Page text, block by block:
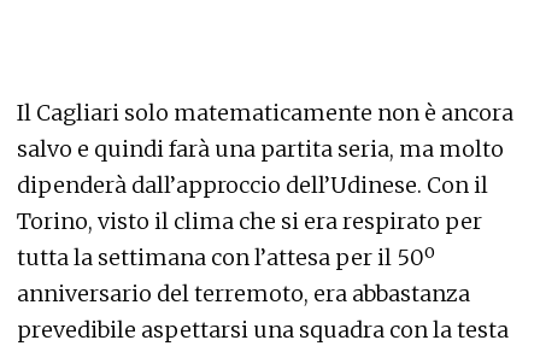
Il Cagliari solo matematicamente non è ancora
salvo e quindi farà una partita seria, ma molto
dipenderà dall’approccio dell’Udinese. Con il
Torino, visto il clima che si era respirato per
tutta la settimana con l’attesa per il 50º
anniversario del terremoto, era abbastanza
prevedibile aspettarsi una squadra con la testa